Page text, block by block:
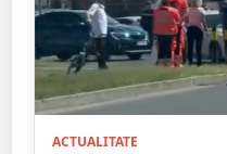
ACTUALITATE